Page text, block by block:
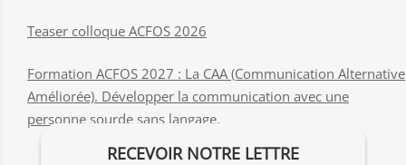
Teaser colloque ACFOS 2026
Formation ACFOS 2027 : La CAA (Communication Alternative
Améliorée). Développer la communication avec une
personne sourde sans langage.
RECEVOIR NOTRE LETTRE